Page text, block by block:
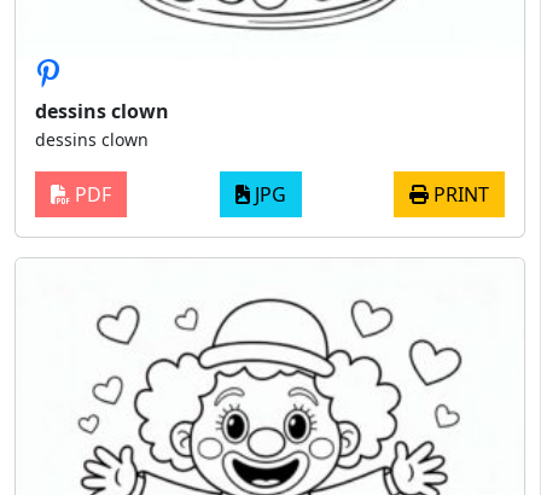
dessins clown
dessins clown
PDF JPG PRINT